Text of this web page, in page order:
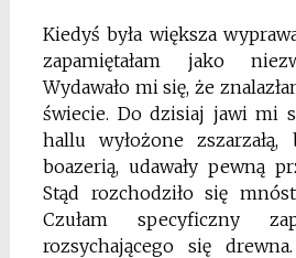
Kiedyś była większa
zapamiętałam jako
Wydawało mi się, że
świecie. Do dzisiaj jawi mi
hallu wyłożone zszarzałą,
boazerią, udawały pewną
Stąd rozchodziło się
Czułam specyficzny
rozsychającego się